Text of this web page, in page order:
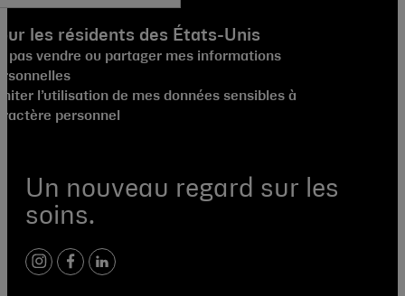
Un nouveau regard sur les
soins.
instagram
facebook
linkedin
les résidents des États-Unis
pas vendre ou partager mes informations
l’utilisation de mes données sensibles à
personnel